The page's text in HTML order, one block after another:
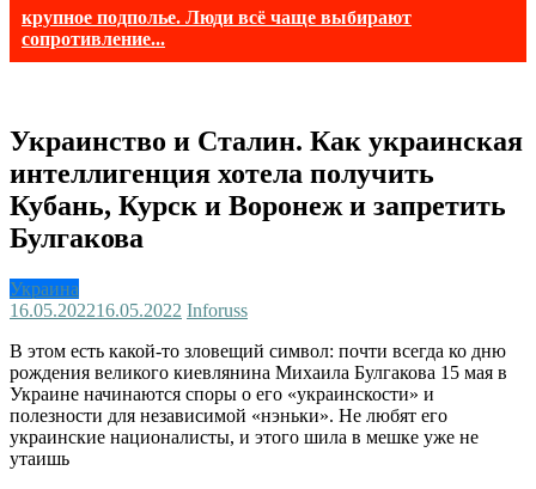
крупное подполье. Люди всё чаще выбирают
сопротивление...
Украинство и Сталин. Как украинская
интеллигенция хотела получить
Кубань, Курск и Воронеж и запретить
Булгакова
Украина
16.05.202216.05.2022 Inforuss
В этом есть какой-то зловещий символ: почти всегда ко дню
рождения великого киевлянина Михаила Булгакова 15 мая в
Украине начинаются споры о его «украинскости» и
полезности для независимой «нэньки». Не любят его
украинские националисты, и этого шила в мешке уже не
утаишь